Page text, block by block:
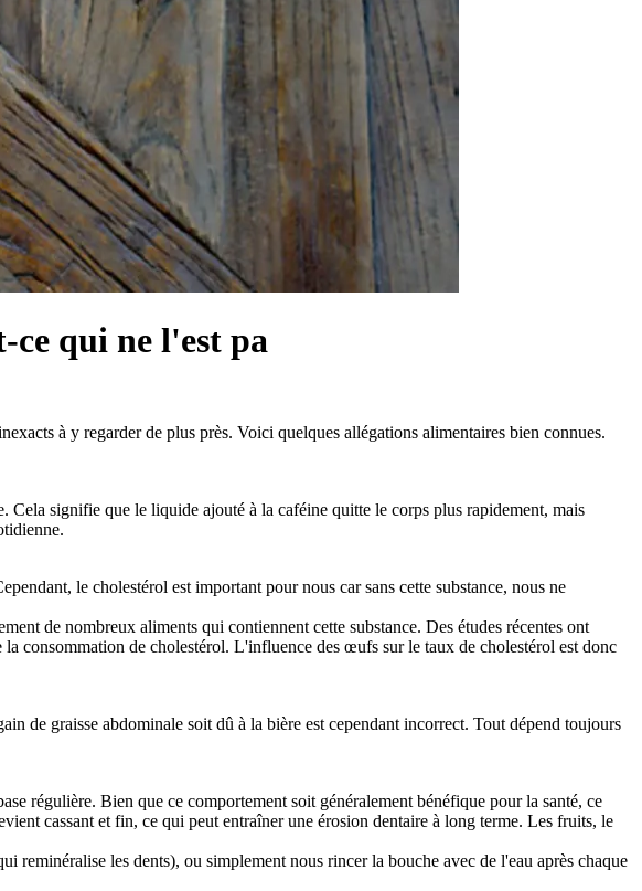
qui ne l'est pa
à y regarder de plus près. Voici quelques allégations alimentaires bien connues.
signifie que le liquide ajouté à la caféine quitte le corps plus rapidement, mais
le cholestérol est important pour nous car sans cette substance, nous ne
de nombreux aliments qui contiennent cette substance. Des études récentes ont
consommation de cholestérol. L'influence des œufs sur le taux de cholestérol est donc
de graisse abdominale soit dû à la bière est cependant incorrect. Tout dépend toujours
régulière. Bien que ce comportement soit généralement bénéfique pour la santé, ce
cassant et fin, ce qui peut entraîner une érosion dentaire à long terme. Les fruits, le
reminéralise les dents), ou simplement nous rincer la bouche avec de l'eau après chaque